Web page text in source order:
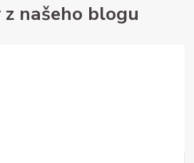
našeho blogu